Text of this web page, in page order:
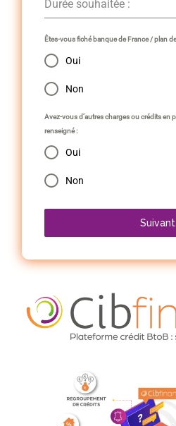
Durée souhaitée :
Êtes-vous fiché banque de France / plan
Oui
Non
Avez-vous d’autres charges ou crédits en
renseigné :
Oui
Non
Suivant